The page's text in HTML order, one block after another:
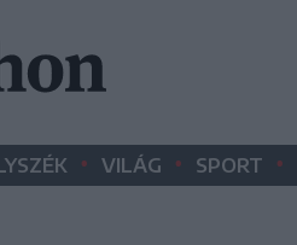
• VILÁG • SPORT •